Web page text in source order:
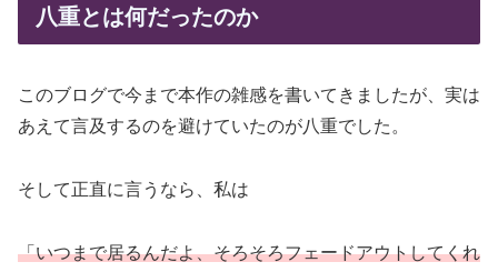
八重とは何だったのか
このブログで今まで本作の雑感を書いてきましたが、実は
あえて言及するのを避けていたのが八重でした。
そして正直に言うなら、私は
「いつまで居るんだよ、そろそろフェードアウトしてくれ